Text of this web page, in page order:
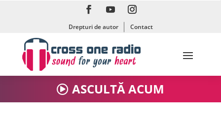
Drepturi de autor Contact
ASCULTĂ ACUM